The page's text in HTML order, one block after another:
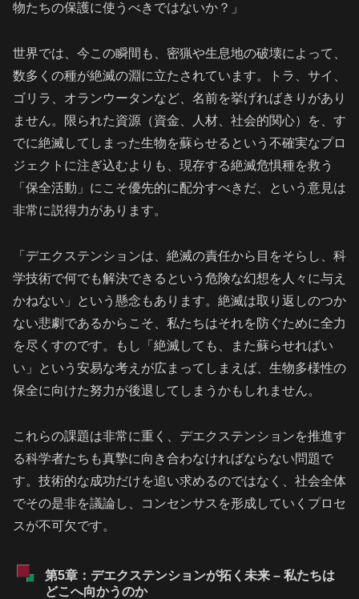
物たちの保護に使うべきではないか？」
世界では、今この瞬間も、密猟や生息地の破壊によって、
数多くの種が絶滅の淵に立たされています。トラ、サイ、
ゴリラ、オランウータンなど、名前を挙げればきりがあり
ません。限られた資源（資金、人材、社会的関心）を、す
でに絶滅してしまった生物を蘇らせるという不確実なプロ
ジェクトに注ぎ込むよりも、現存する絶滅危惧種を救う
「保全活動」にこそ優先的に配分すべきだ、という意見は
非常に説得力があります。
「デエクステンションは、絶滅の責任から目をそらし、科
学技術で何でも解決できるという危険な幻想を人々に与え
かねない」という懸念もあります。絶滅は取り返しのつか
ない悲劇であるからこそ、私たちはそれを防ぐために全力
を尽くすのです。もし「絶滅しても、また蘇らせればい
い」という安易な考えが広まってしまえば、生物多様性の
保全に向けた努力が後退してしまうかもしれません。
これらの課題は非常に重く、デエクステンションを推進す
る科学者たちも真摯に向き合わなければならない問題で
す。技術的な成功だけを追い求めるのではなく、社会全体
でその是非を議論し、コンセンサスを形成していくプロセ
スが不可欠です。
第5章：デエクステンションが拓く未来 – 私たちは
どこへ向かうのか